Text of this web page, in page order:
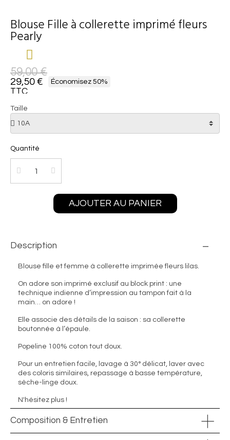
Blouse Fille à collerette imprimé fleurs
Pearly
59,00 €
29,50 € Économisez 50%
TTC
Taille
Quantité
AJOUTER AU PANIER
Description
Blouse fille et femme à collerette imprimée fleurs lilas.
On adore son imprimé exclusif au block print : une
technique indienne d’impression au tampon fait à la
main… on adore !
Elle associe des détails de la saison : sa collerette
boutonnée à l’épaule.
Popeline 100% coton tout doux.
Pour un entretien facile, lavage à 30° délicat, laver avec
des coloris similaires, repassage à basse température,
sèche-linge doux.
N'hésitez plus !
Composition & Entretien